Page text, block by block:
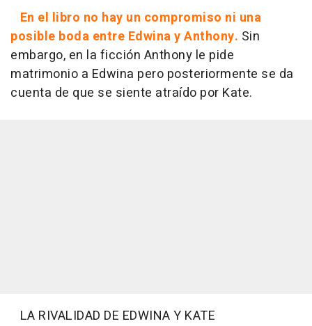
En el libro no hay un compromiso ni una
posible boda entre Edwina y Anthony. Sin
embargo, en la ficción Anthony le pide
matrimonio a Edwina pero posteriormente se da
cuenta de que se siente atraído por Kate.
LA RIVALIDAD DE EDWINA Y KATE